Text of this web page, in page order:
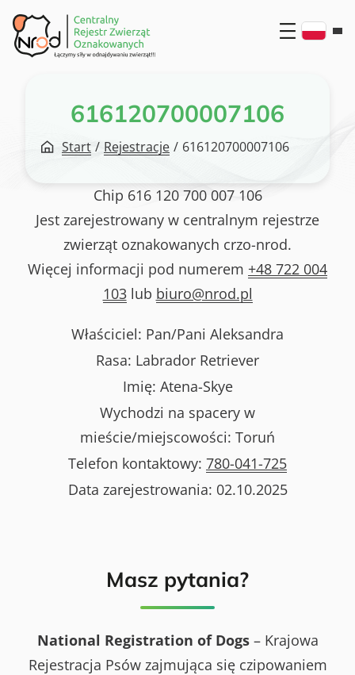
Przejdź
do
treści
616120700007106
Start / Rejestracje / 616120700007106
Chip 616 120 700 007 106
Jest zarejestrowany w centralnym rejestrze
zwierząt oznakowanych crzo-nrod.
Więcej informacji pod numerem +48 722 004
103lub biuro@nrod.pl
Właściciel: Pan/Pani Aleksandra
Rasa: Labrador Retriever
Imię: Atena-Skye
Wychodzi na spacery w
mieście/miejscowości: Toruń
Telefon kontaktowy: 780-041-725
Data zarejestrowania: 02.10.2025
Masz pytania?
National Registration of Dogs– Krajowa
Rejestracja Psów zajmująca się czipowaniem